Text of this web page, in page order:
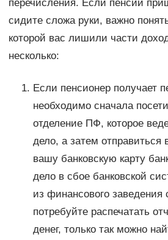
перечисления. Если пенсии
сидите сложа руки, важно
которой вас лишили части
несколько:
Если пенсионер получает
необходимо сначала
отделение ПФ, которое
дело, а затем
вашу банковскую карту
дело в сбое банковской
из финансового
потребуйте распечатать
денег, только так можно